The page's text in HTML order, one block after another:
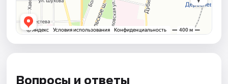
Вопросы и ответы